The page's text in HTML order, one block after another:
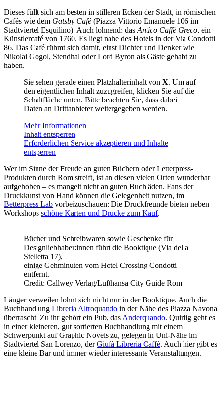
Dieses füllt sich am besten in stilleren Ecken der Stadt, in römischen
Cafés wie dem Gatsby Café(Piazza Vittorio Emanuele 106 im
Stadtviertel Esquilino). Auch lohnend: das Antico Caffè Greco, ein
Künstlercafé von 1760. Es liegt nahe des Hotels in der Via Condotti
86. Das Café rühmt sich damit, einst Dichter und Denker wie
Nikolai Gogol, Stendhal oder Lord Byron als Gäste gehabt zu
haben.
Sie sehen gerade einen Platzhalterinhalt von X. Um auf
den eigentlichen Inhalt zuzugreifen, klicken Sie auf die
Schaltfläche unten. Bitte beachten Sie, dass dabei
Daten an Drittanbieter weitergegeben werden.
Mehr Informationen
Inhalt entsperren
Erforderlichen Service akzeptieren und Inhalte
entsperren
Wer im Sinne der Freude an guten Büchern oder Letterpress-
Produkten durch Rom streift, ist an diesen vielen Orten wunderbar
aufgehoben – es mangelt nicht an guten Buchläden. Fans der
Druckkunst von Hand können die Gelegenheit nutzen, im
Betterpress Lab vorbeizuschauen: Die Druckfreunde bieten neben
Workshops schöne Karten und Drucke zum Kauf.
Bücher und Schreibwaren sowie Geschenke für
Designliebhaber:innen führt die Booktique (Via della
Stelletta 17),
einige Gehminuten vom Hotel Crossing Condotti
entfernt.
Credit: Callwey Verlag/Lufthansa City Guide Rom
Länger verweilen lohnt sich nicht nur in der Booktique. Auch die
Buchhandlung Libreria Altroquando in der Nähe des Piazza Navona
überrascht: Zu ihr gehört ein Pub, das Anderquando. Quirlig geht es
in einer kleineren, gut sortierten Buchhandlung mit einem
Schwerpunkt auf Graphic Novels zu, gelegen in Uni-Nähe im
Stadtviertel San Lorenzo, derGiufà Libreria Caffè. Auch hier gibt es
eine kleine Bar und immer wieder interessante Veranstaltungen.